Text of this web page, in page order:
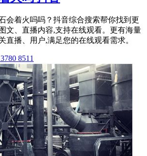
会着火吗吗？抖音综合搜索帮你找到更
文、直播内容,支持在线观看。更有海量
直播、用户,满足您的在线观看需求。
8511